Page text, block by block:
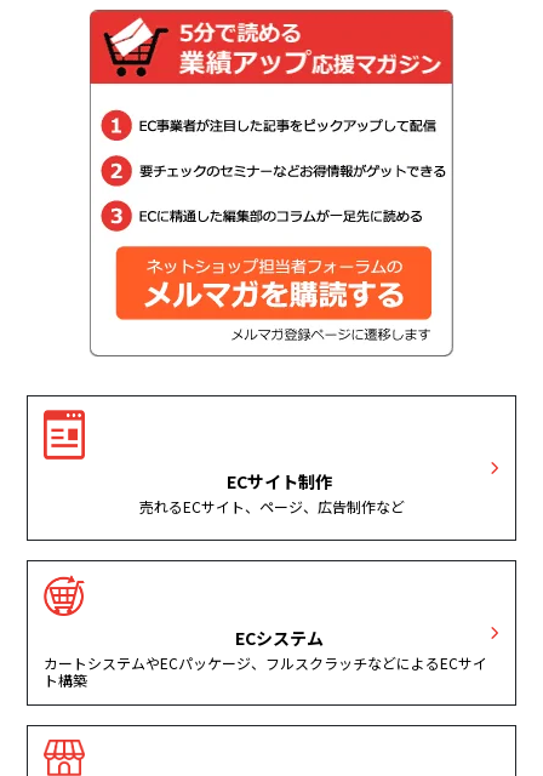
ECサイト制作
売れるECサイト、ページ、広告制作など
ECシステム
カートシステムやECパッケージ、フルスクラッチなどによるECサイ
ト構築